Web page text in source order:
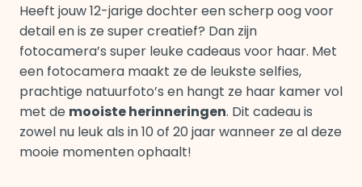
Heeft jouw 12-jarige dochter een scherp oog voor
detail en is ze super creatief? Dan zijn
fotocamera’s super leuke cadeaus voor haar. Met
een fotocamera maakt ze de leukste selfies,
prachtige natuurfoto’s en hangt ze haar kamer vol
met de mooiste herinneringen. Dit cadeau is
zowel nu leuk als in 10 of 20 jaar wanneer ze al deze
mooie momenten ophaalt!